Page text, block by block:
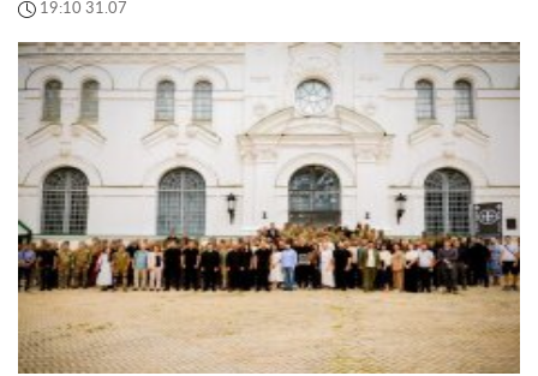
19:10 31.07